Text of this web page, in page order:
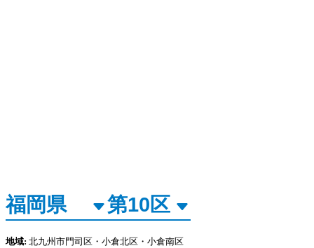
地域: 北九州市門司区・小倉北区・小倉南区